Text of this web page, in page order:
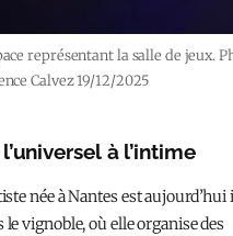
représentant la salle de jeux.
Calvez 19/12/2025
à l’intime
née à Nantes est aujourd’hui
le vignoble, où elle organise des